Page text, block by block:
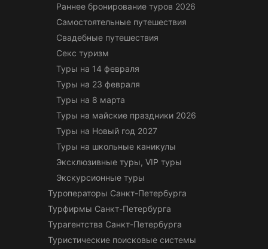
Раннее бронирование туров 2026
Самостоятельные путешествия
Свадебные путешествия
Секс туризм
Туры на 14 февраля
Туры на 23 февраля
Туры на 8 марта
Туры на майские праздники 2026
Туры на Новый год 2027
Туры на школьные каникулы
Эксклюзивные туры, VIP туры
Экскурсионные туры
Туроператоры Санкт-Петербурга
Турфирмы Санкт-Петербурга
Турагентства Санкт-Петербурга
Туристические поисковые системы